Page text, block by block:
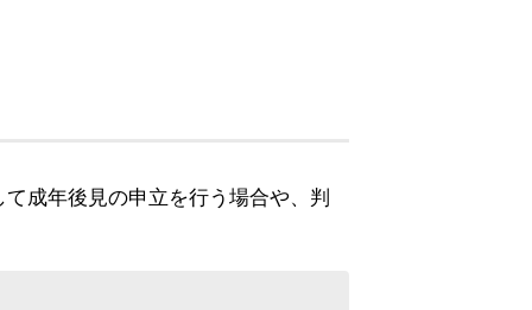
成年後見の申立を行う場合や、判